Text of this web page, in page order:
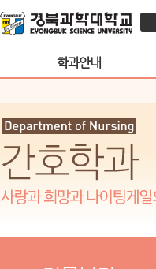
학과안내